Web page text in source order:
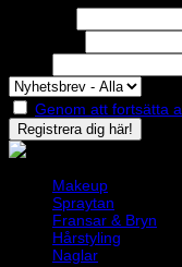
Genom att fortsätta
Makeup
Spraytan
Fransar & Bryn
Hårstyling
Naglar